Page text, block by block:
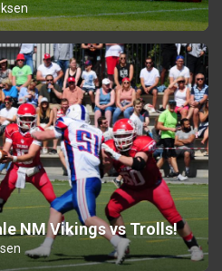
NM Vikings vs Trolls!